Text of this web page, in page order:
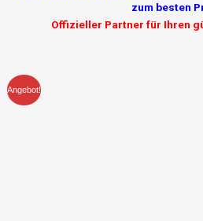
zum besten
Offizieller Partner für Ihren
Angebot!